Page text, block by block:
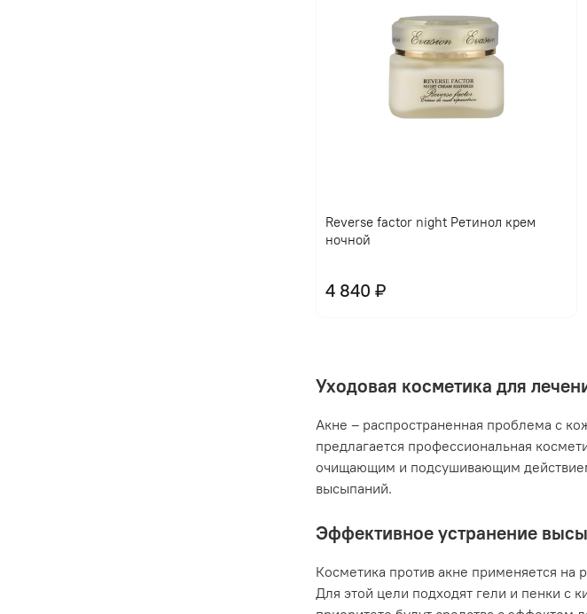
Reverse factor night Ретинол крем
ночной
4 840 ₽
Уходовая косметика для
Акне – распространенная проблема с
предлагается профессиональная
очищающим и подсушивающим
высыпаний.
Эффективное устранение
Косметика против акне применяется на
Для этой цели подходят гели и пенки